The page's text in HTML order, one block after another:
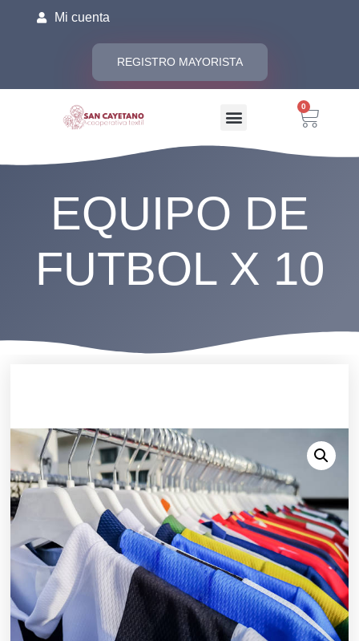
Mi cuenta
REGISTRO MAYORISTA
0
EQUIPO DE
FUTBOL X 10